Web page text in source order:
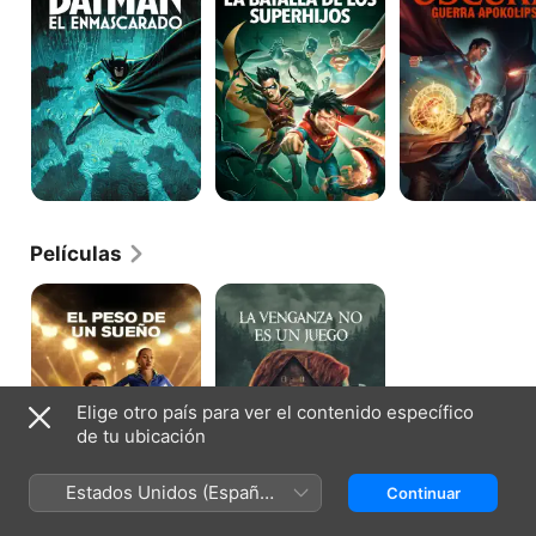
Battle
of
the
Super
Sons
Apokolips
War
Películas
El
peso
de
un
sueño
La
venganza
no
juego
Elige otro país para ver el contenido específico
de tu ubicación
Estados Unidos (Español
México)
Continuar